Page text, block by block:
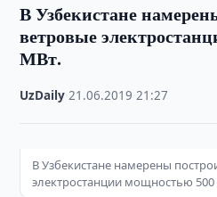
В Узбекистане
ветровые
МВт.
UzDaily ·21.06.2019 ·21:27
В Узбекистане намерены
электростанции мощностью